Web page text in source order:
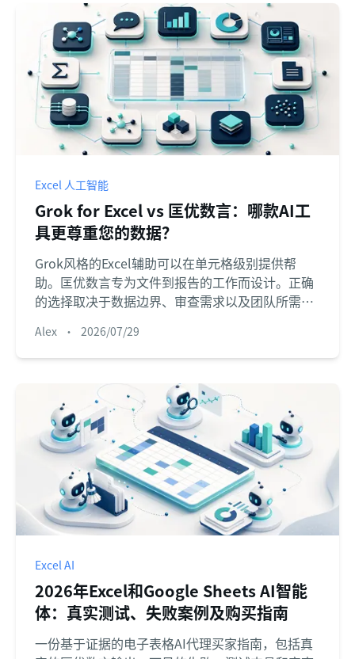
Excel 人工智能
Grok for Excel vs 匡优数言：哪款AI工
具更尊重您的数据？
Grok风格的Excel辅助可以在单元格级别提供帮
助。匡优数言专为文件到报告的工作而设计。正确
的选择取决于数据边界、审查需求以及团队所需的
Alex • 2026/07/29
Excel AI
2026年Excel和Google Sheets AI智能
体：真实测试、失败案例及购买指南
一份基于证据的电子表格AI代理买家指南，包括真